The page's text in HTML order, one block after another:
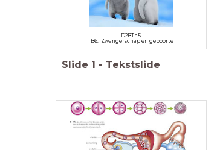
D2BTh5
B6: Zwangerschap en geboorte
Slide 1 - Tekstslide